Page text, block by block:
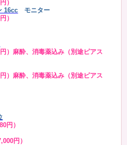
）
16cc
モニター
）
）麻酔、消毒薬込み（別途ピアス
）麻酔、消毒薬込み（別途ピアス
円）
円）